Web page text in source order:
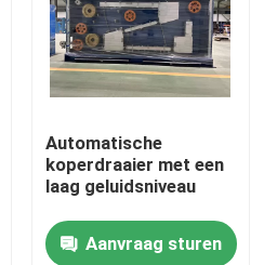
Automatische
koperdraaier met een
laag geluidsniveau
Aanvraag sturen